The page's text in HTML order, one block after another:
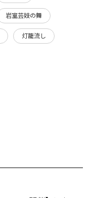
岩室芸妓の舞
灯籠流し